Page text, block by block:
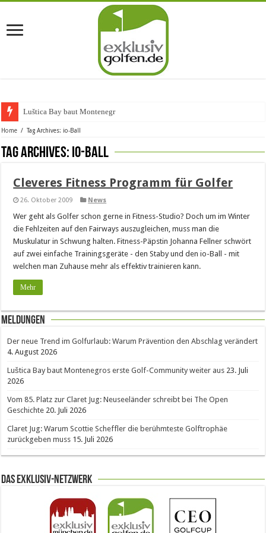
Luštica Bay baut Montenegros e
Home / Tag Archives: io-Ball
Tag Archives: io-Ball
Cleveres Fitness Programm für Golfer
26. Oktober 2009 News
Wer geht als Golfer schon gerne in Fitness-Studio? Doch um im Winter
die Fehlzeiten auf den Fairways auszugleichen, muss man die
Muskulatur in Schwung halten. Fitness-Päpstin Johanna Fellner schwört
auf zwei einfache Trainingsgeräte - den Staby und den io-Ball - mit
welchen man Zuhause mehr als effektiv trainieren kann.
Mehr
Meldungen
Der neue Trend im Golfurlaub: Warum Prävention den Abschlag verändert
4. August 2026
Luštica Bay baut Montenegros erste Golf-Community weiter aus 23. Juli
2026
Vom 85. Platz zur Claret Jug: Neuseeländer schreibt bei The Open
Geschichte 20. Juli 2026
Claret Jug: Warum Scottie Scheffler die berühmteste Golftrophäe
zurückgeben muss 15. Juli 2026
Das Exklusiv-Netzwerk